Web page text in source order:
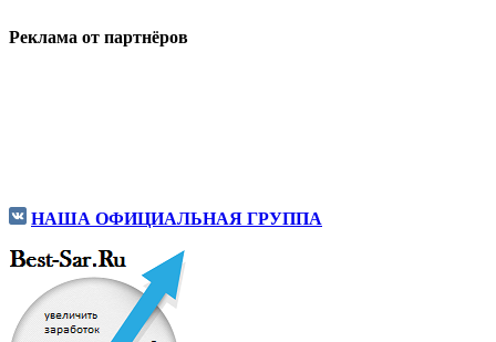
Реклама от партнёров
НАША ОФИЦИАЛЬНАЯ ГРУППА